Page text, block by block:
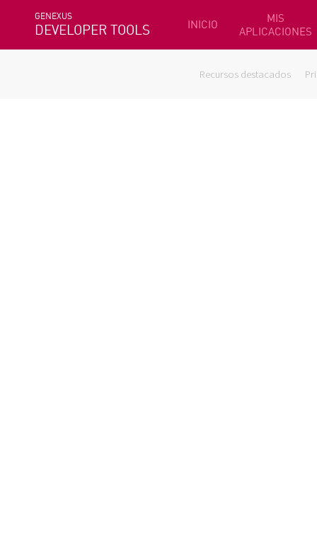
GENEXUS
DEVELOPER TOOLS INICIO
MIS
APLICACIONES
Recursos destacados